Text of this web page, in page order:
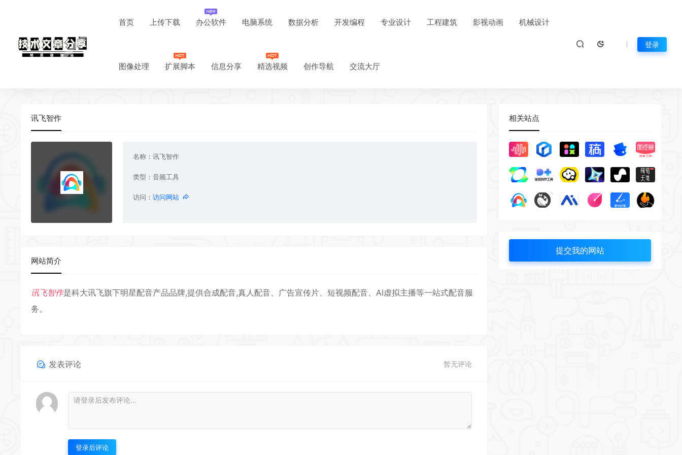
首页 上传下载 办公软件 电脑系统 数据分析 开发编程 专业设计 工程建筑 影视动画 机械设计
图像处理 扩展脚本 信息分享 精选视频 创作导航 交流大厅
登录
讯飞智作
名称： 讯飞智作
类型： 音频工具
访问： 访问网站
网站简介
讯飞智作是科大讯飞旗下明星配音产品品牌,提供合成配音,真人配音、广告宣传片、短视频配音、AI虚拟主播等一站式配音服
务。
发表评论 暂无评论
登录后评论
相关站点
提交我的网站